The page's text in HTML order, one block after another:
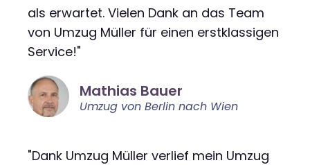
als erwartet. Vielen Dank an das Team
von Umzug Müller für einen erstklassigen
Service!"
Mathias Bauer
Umzug von Berlin nach Wien
"Dank Umzug Müller verlief mein Umzug